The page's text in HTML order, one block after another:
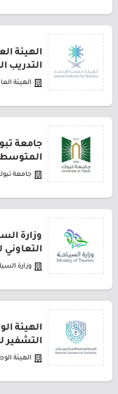
الهيئة
التدريب
الهيئة
جامعة
المتوسط
جامعة
وزارة
التعاوني
وزارة
الهيئة
التشفير
الهيئة